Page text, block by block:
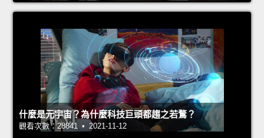
什麼是元宇宙？為什麼科技巨頭都趨之若鶩？
觀看次數：28841 • 2021-11-12